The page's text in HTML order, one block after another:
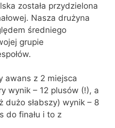
została przydzielona
Nasza drużyna
średniego
grupie
awans z 2 miejsca
wynik – 12 plusów (!), a
dużo słabszy) wynik – 8
do finału i to z